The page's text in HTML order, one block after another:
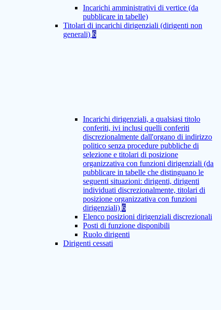
Incarichi amministrativi di vertice (da
pubblicare in tabelle)
Titolari di incarichi dirigenziali (dirigenti non
generali) 6
Incarichi dirigenziali, a qualsiasi titolo
conferiti, ivi inclusi quelli conferiti
discrezionalmente dall'organo di indirizzo
politico senza procedure pubbliche di
selezione e titolari di posizione
organizzativa con funzioni dirigenziali (da
pubblicare in tabelle che distinguano le
seguenti situazioni: dirigenti, dirigenti
individuati discrezionalmente, titolari di
posizione organizzativa con funzioni
dirigenziali) 6
Elenco posizioni dirigenziali discrezionali
Posti di funzione disponibili
Ruolo dirigenti
Dirigenti cessati